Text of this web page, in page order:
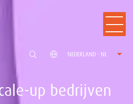
NEDERLAND - NL
up bedrijven